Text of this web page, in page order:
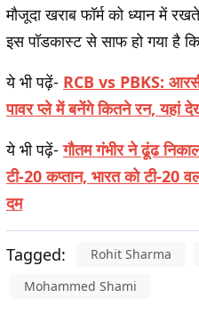
मौजूदा खराब फॉर्म को ध्यान में
इस पॉडकास्ट से साफ हो गया है
ये भी पढ़ें- RCB vs PBKS:
पावर प्ले में बनेंगे कितने रन,
ये भी पढ़ें-गौतम गंभीर ने ढूंढ
टी-20 कप्तान, भारत को टी-20
दम
Tagged: Rohit Sharma
Mohammed Shami